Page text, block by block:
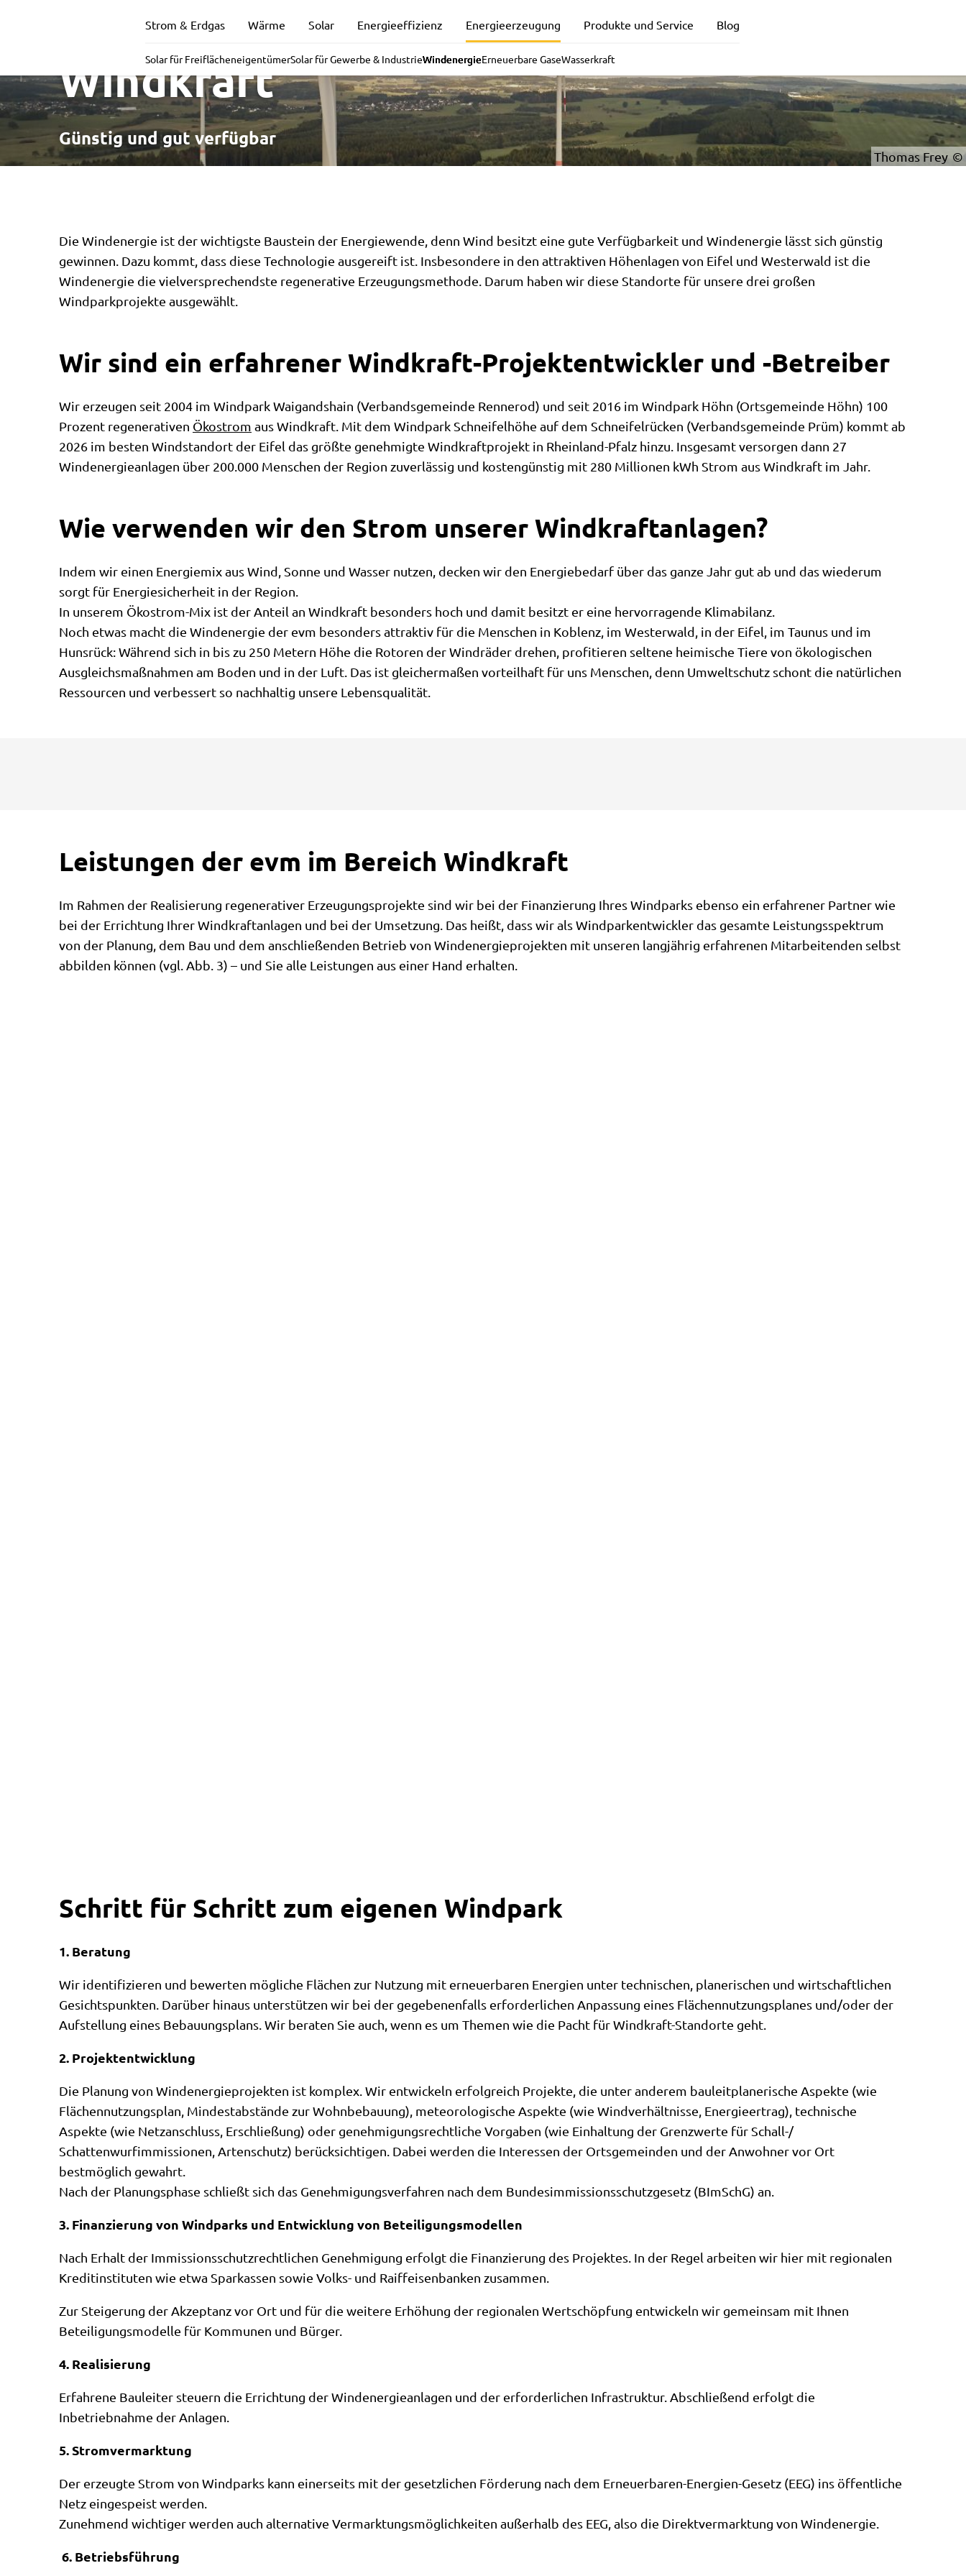
Strom & Erdgas Wärme Solar Energieeffizienz Energieerzeugung Produkte und Service Blog
Solar für FreiflächeneigentümerSolar für Gewerbe & IndustrieWindenergieErneuerbare GaseWasserkraft
Thomas Frey
Grüne Energie aus
Windkraft
Günstig und gut verfügbar
Die Windenergie ist der wichtigste Baustein der Energiewende, denn Wind besitzt eine gute Verfügbarkeit und Windenergie lässt sich günstig
gewinnen. Dazu kommt, dass diese Technologie ausgereift ist. Insbesondere in den attraktiven Höhenlagen von Eifel und Westerwald ist die
Windenergie die vielversprechendste regenerative Erzeugungsmethode. Darum haben wir diese Standorte für unsere drei großen
Windparkprojekte ausgewählt.
Wir sind ein erfahrener Windkraft-Projektentwickler und -Betreiber
Wir erzeugen seit 2004 im Windpark Waigandshain (Verbandsgemeinde Rennerod) und seit 2016 im Windpark Höhn (Ortsgemeinde Höhn) 100
Prozent regenerativen Ökostrom aus Windkraft. Mit dem Windpark Schneifelhöhe auf dem Schneifelrücken (Verbandsgemeinde Prüm) kommt ab
2026 im besten Windstandort der Eifel das größte genehmigte Windkraftprojekt in Rheinland-Pfalz hinzu. Insgesamt versorgen dann 27
Windenergieanlagen über 200.000 Menschen der Region zuverlässig und kostengünstig mit 280 Millionen kWh Strom aus Windkraft im Jahr.
Wie verwenden wir den Strom unserer Windkraftanlagen?
Indem wir einen Energiemix aus Wind, Sonne und Wasser nutzen, decken wir den Energiebedarf über das ganze Jahr gut ab und das wiederum
sorgt für Energiesicherheit in der Region.
In unserem Ökostrom-Mix ist der Anteil an Windkraft besonders hoch und damit besitzt er eine hervorragende Klimabilanz.
Noch etwas macht die Windenergie der evm besonders attraktiv für die Menschen in Koblenz, im Westerwald, in der Eifel, im Taunus und im
Hunsrück: Während sich in bis zu 250 Metern Höhe die Rotoren der Windräder drehen, profitieren seltene heimische Tiere von ökologischen
Ausgleichsmaßnahmen am Boden und in der Luft. Das ist gleichermaßen vorteilhaft für uns Menschen, denn Umweltschutz schont die natürlichen
Ressourcen und verbessert so nachhaltig unsere Lebensqualität.
Leistungen der evm im Bereich Windkraft
Im Rahmen der Realisierung regenerativer Erzeugungsprojekte sind wir bei der Finanzierung Ihres Windparks ebenso ein erfahrener Partner wie
bei der Errichtung Ihrer Windkraftanlagen und bei der Umsetzung. Das heißt, dass wir als Windparkentwickler das gesamte Leistungsspektrum
von der Planung, dem Bau und dem anschließenden Betrieb von Windenergieprojekten mit unseren langjährig erfahrenen Mitarbeitenden selbst
abbilden können (vgl. Abb. 3) – und Sie alle Leistungen aus einer Hand erhalten.
Schritt für Schritt zum eigenen Windpark
1. Beratung
Wir identifizieren und bewerten mögliche Flächen zur Nutzung mit erneuerbaren Energien unter technischen, planerischen und wirtschaftlichen
Gesichtspunkten. Darüber hinaus unterstützen wir bei der gegebenenfalls erforderlichen Anpassung eines Flächennutzungsplanes und/oder der
Aufstellung eines Bebauungsplans. Wir beraten Sie auch, wenn es um Themen wie die Pacht für Windkraft-Standorte geht.
2. Projektentwicklung
Die Planung von Windenergieprojekten ist komplex. Wir entwickeln erfolgreich Projekte, die unter anderem bauleitplanerische Aspekte (wie
Flächennutzungsplan, Mindestabstände zur Wohnbebauung), meteorologische Aspekte (wie Windverhältnisse, Energieertrag), technische
Aspekte (wie Netzanschluss, Erschließung) oder genehmigungsrechtliche Vorgaben (wie Einhaltung der Grenzwerte für Schall-/
Schattenwurfimmissionen, Artenschutz) berücksichtigen. Dabei werden die Interessen der Ortsgemeinden und der Anwohner vor Ort
bestmöglich gewahrt.
Nach der Planungsphase schließt sich das Genehmigungsverfahren nach dem Bundesimmissionsschutzgesetz (BImSchG) an.
3. Finanzierung von Windparks und Entwicklung von Beteiligungsmodellen
Nach Erhalt der Immissionsschutzrechtlichen Genehmigung erfolgt die Finanzierung des Projektes. In der Regel arbeiten wir hier mit regionalen
Kreditinstituten wie etwa Sparkassen sowie Volks- und Raiffeisenbanken zusammen.
Zur Steigerung der Akzeptanz vor Ort und für die weitere Erhöhung der regionalen Wertschöpfung entwickeln wir gemeinsam mit Ihnen
Beteiligungsmodelle für Kommunen und Bürger.
4. Realisierung
Erfahrene Bauleiter steuern die Errichtung der Windenergieanlagen und der erforderlichen Infrastruktur. Abschließend erfolgt die
Inbetriebnahme der Anlagen.
5.Stromvermarktung
Der erzeugte Strom von Windparks kann einerseits mit der gesetzlichen Förderung nach dem Erneuerbaren-Energien-Gesetz (EEG) ins öffentliche
Netz eingespeist werden.
Zunehmend wichtiger werden auch alternative Vermarktungsmöglichkeiten außerhalb des EEG, also die Direktvermarktung von Windenergie.
6. Betriebsführung